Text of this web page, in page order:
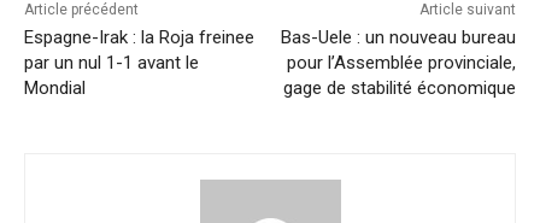
Article précédent
Espagne-Irak : la Roja freinee
par un nul 1-1 avant le
Mondial
Article suivant
Bas-Uele : un nouveau bureau
pour l’Assemblée provinciale,
gage de stabilité économique